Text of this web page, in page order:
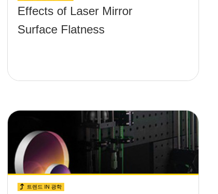
Effects of Laser Mirror
Surface Flatness
트렌드 IN 광학